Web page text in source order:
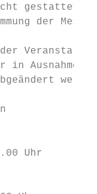
gestattet.
der
in
Uhr